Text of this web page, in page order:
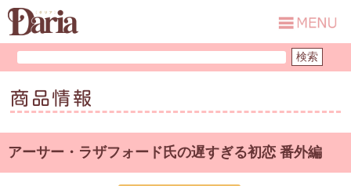
商品情報
アーサー・ラザフォード氏の遅すぎる初恋 番外編